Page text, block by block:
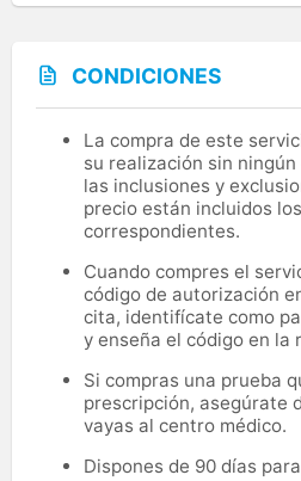
CONDICIONES
La compra de este
su realización sin
las inclusiones y
precio están incluidos
correspondientes.
Cuando compres el
código de autorización
cita, identifícate como
y enseña el código en la
Si compras una prueba
prescripción, asegúrate
vayas al centro médico.
Dispones de 90 días